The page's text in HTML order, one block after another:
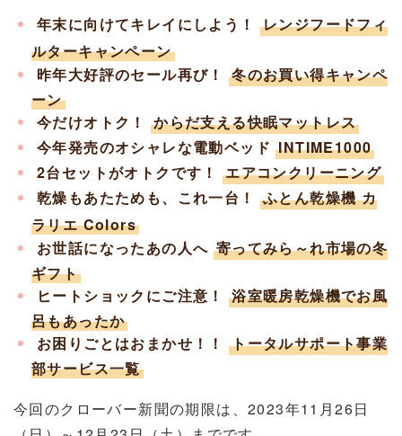
年末に向けてキレイにしよう！ レンジフードフィ
ルターキャンペーン
昨年大好評のセール再び！冬のお買い得キャンペ
ーン
今だけオトク！からだ支える快眠マットレス
今年発売のオシャレな電動ベッドINTIME1000
2台セットがオトクです！エアコンクリーニング
乾燥もあたためも、これ一台！
ふとん乾燥機 カ
ラリエ Colors
お世話になったあの人へ 寄ってみら～れ市場の冬
ギフト
ヒートショックにご注意！浴室暖房乾燥機でお風
呂もあったか
お困りごとはおまかせ！！トータルサポート事業
部サービス一覧
今回のクローバー新聞の期限は、2023年11月26日